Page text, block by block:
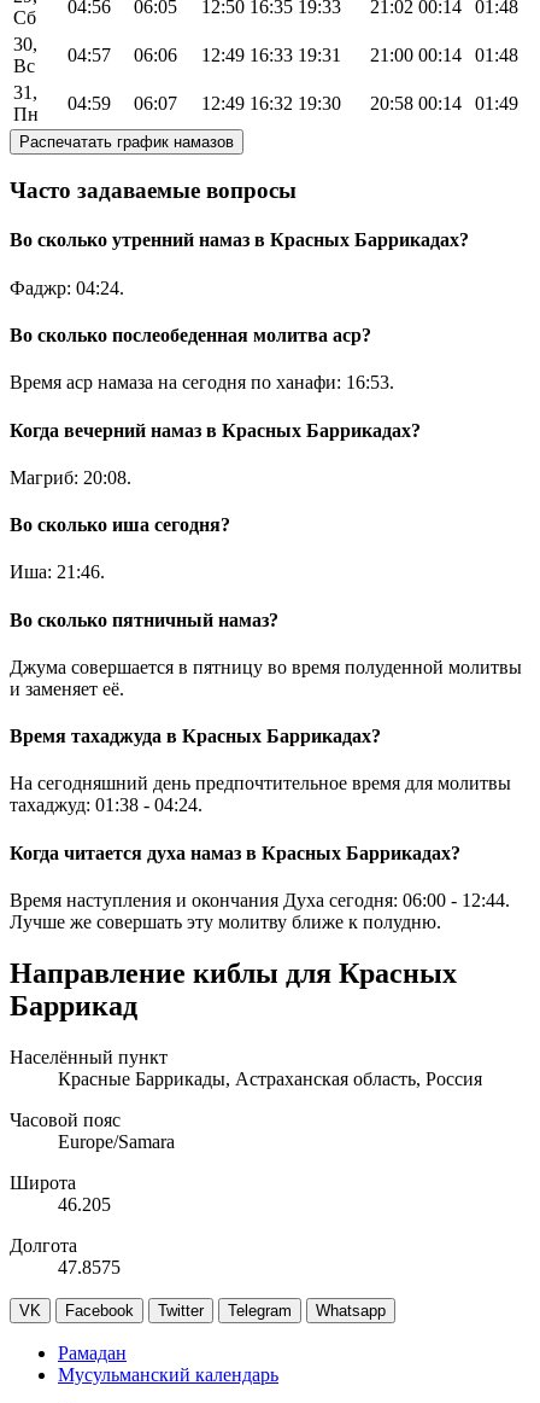
Сб
04:56 06:05 12:50 16:35 19:33 21:02 00:14
01:48
30,
Вс
04:57 06:06 12:49 16:33 19:31 21:00 00:14
01:48
31,
Пн
04:59 06:07 12:49 16:32 19:30 20:58 00:14 01:49
Распечатать график намазов
Часто задаваемые вопросы
Во сколько утренний намаз в Красных Баррикадах?
Фаджр: 04:24.
Во сколько послеобеденная молитва аср?
Время аср намаза на сегодня по ханафи: 16:53.
Когда вечерний намаз в Красных Баррикадах?
Магриб: 20:08.
Во сколько иша сегодня?
Иша: 21:46.
Во сколько пятничный намаз?
Джума совершается в пятницу во время полуденной молитвы
и заменяет её.
Время тахаджуда в Красных Баррикадах?
На сегодняшний день предпочтительное время для молитвы
тахаджуд: 01:38 - 04:24.
Когда читается духа намаз в Красных Баррикадах?
Время наступления и окончания Духа сегодня: 06:00 - 12:44.
Лучше же совершать эту молитву ближе к полудню.
Направление киблы для Красных
Баррикад
Населённый пункт
Красные Баррикады, Астраханская область, Россия
Часовой пояс
Europe/Samara
Широта
46.205
Долгота
47.8575
VK Facebook Twitter Telegram Whatsapp
Рамадан
Мусульманский календарь